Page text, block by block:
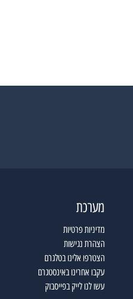
מערכת
מדיניות פרטיות
הצהרת נגישות
הצטרפו אלינו בטלגרם
עקבו אחרינו באינסטגרם
עשו לנו לייק בפייסבוק